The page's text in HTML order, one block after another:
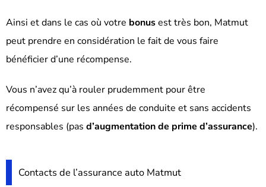
Ainsi et dans le cas où votre bonusest très bon, Matmut
peut prendre en considération le fait de vous faire
bénéficier d’une récompense.
Vous n’avez qu’à rouler prudemment pour être
récompensé sur les années de conduite et sans accidents
responsables (pas d’augmentation de prime d’assurance).
Contacts de l’assurance auto Matmut